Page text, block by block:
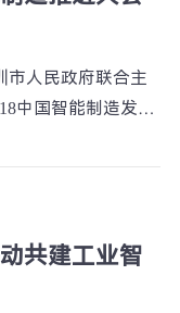
市人民政府联合主
中国智能制造发展
共建工业智